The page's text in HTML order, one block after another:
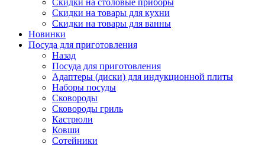
Скидки на столовые приборы
Скидки на товары для кухни
Скидки на товары для ванны
Новинки
Посуда для приготовления
Назад
Посуда для приготовления
Адаптеры (диски) для индукционной плиты
Наборы посуды
Сковороды
Сковороды гриль
Кастрюли
Ковши
Сотейники